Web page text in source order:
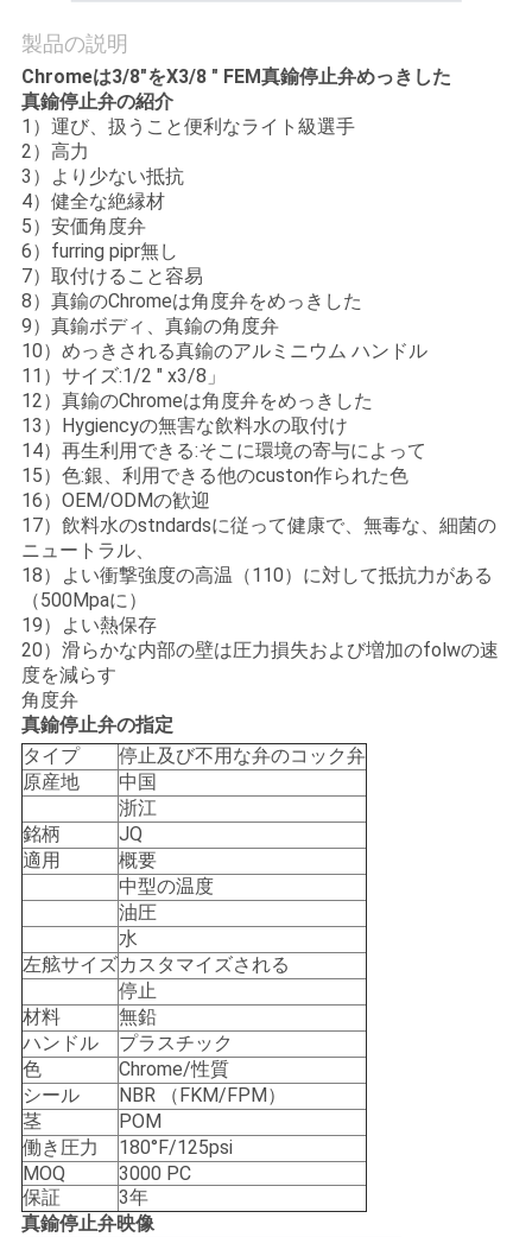
連
絡
し
な
さ
い
ニ
ュ
ー
ス
引
用
を
要
求
し
な
さ
い
地
図
PRIVACY
POLICY
製品の説明
Chromeは3/8"をX3/8 " FEM真鍮停止弁めっきした
真鍮停止弁の紹介
1）運び、扱うこと便利なライト級選手
2）高力
3）より少ない抵抗
4）健全な絶縁材
5）安価角度弁
6）furring pipr無し
7）取付けること容易
8）真鍮のChromeは角度弁をめっきした
9）真鍮ボディ、真鍮の角度弁
10）めっきされる真鍮のアルミニウム ハンドル
11）サイズ:1/2 " x3/8」
12）真鍮のChromeは角度弁をめっきした
13）Hygiencyの無害な飲料水の取付け
14）再生利用できる:そこに環境の寄与によって
15）色:銀、利用できる他のcuston作られた色
16）OEM/ODMの歓迎
17）飲料水のstndardsに従って健康で、無毒な、細菌の
ニュートラル、
18）よい衝撃強度の高温（110）に対して抵抗力がある
（500Mpaに）
19）よい熱保存
20）滑らかな内部の壁は圧力損失および増加のfolwの速
度を減らす
角度弁
真鍮停止弁の指定
タイプ
停止及び不用な弁のコック弁
原産地
中国
浙江
銘柄
JQ
適用
概要
中型の温度
油圧
水
左舷サイズカスタマイズされる
停止
材料
無鉛
ハンドル
プラスチック
色
Chrome/性質
シール
NBR （FKM/FPM）
茎
POM
働き圧力
180°F/125psi
MOQ
3000 PC
保証
3年
真鍮停止弁映像